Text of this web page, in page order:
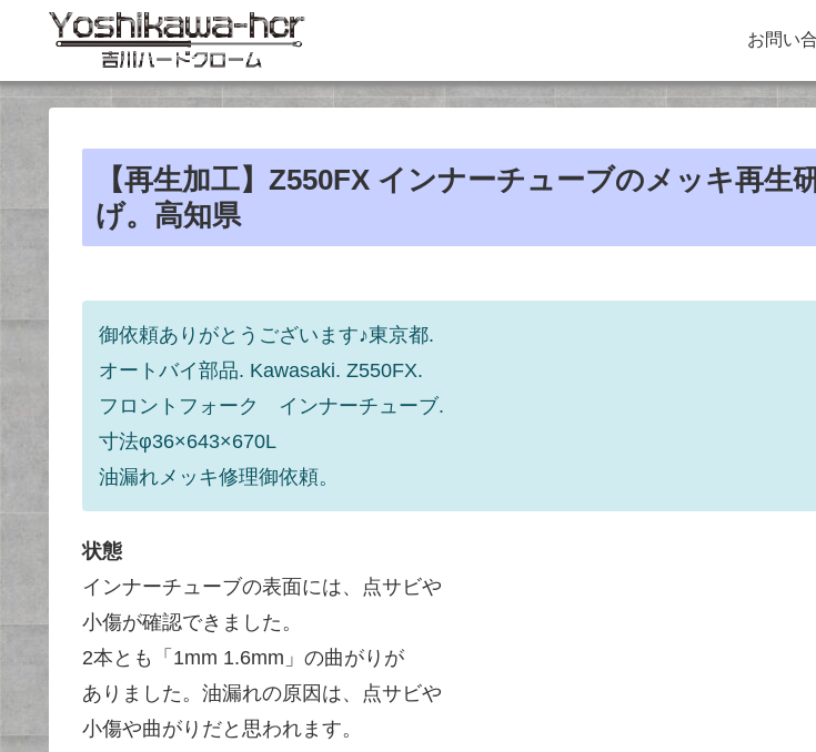
お問い
【再生加工】Z550FX インナーチューブのメッキ再生
げ。高知県
御依頼ありがとうございます♪東京都.
オートバイ部品. Kawasaki. Z550FX.
フロントフォーク インナーチューブ.
寸法φ36×643×670L
油漏れメッキ修理御依頼。
状態
インナーチューブの表面には、点サビや
小傷が確認できました。
2本とも「1mm 1.6mm」の曲がりが
ありました。油漏れの原因は、点サビや
小傷や曲がりだと思われます。